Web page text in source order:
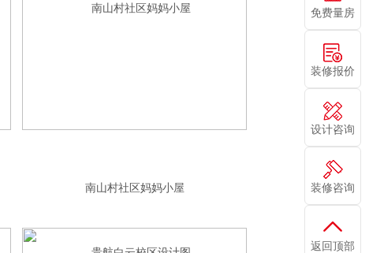
南山村社区妈妈小屋
免费量房
装修报价
设计咨询
装修咨询
返回顶部